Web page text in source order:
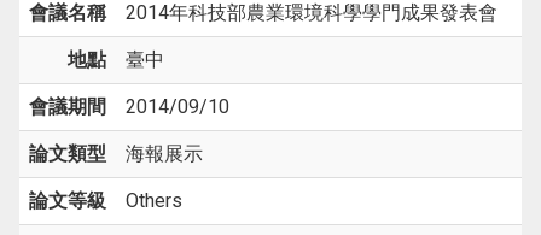
會議名稱 2014年科技部農業環境科學學門成果發表會
地點 臺中
會議期間 2014/09/10
論文類型 海報展示
論文等級 Others